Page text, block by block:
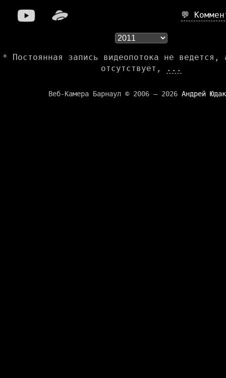
💬
* Постоянная запись видеопотока не ведется,
отсутствует,
...
Веб-Камера Барнаул © 2006 — 2026 Андрей